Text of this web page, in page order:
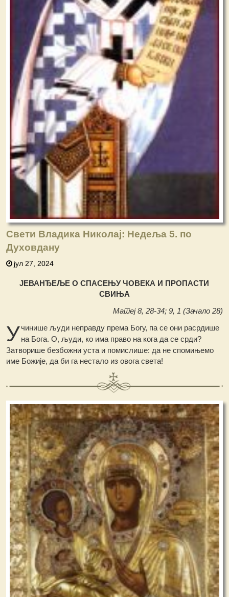
Свети Владика Николај: Недеља 5. по
Духовдану
јул 27, 2024
ЈЕВАНЂЕЉЕ О СПАСЕЊУ ЧОВЕКА И ПРОПАСТИ
СВИЊА
Матеј 8, 28-34; 9, 1 (Зачало 28)
Учинише људи неправду према Богу, па се они расрдише
на Бога. О, људи, ко има право на кога да се срди?
Затворише безбожни уста и помислише: да не спомињемо
име Божије, да би га нестало из овога света!